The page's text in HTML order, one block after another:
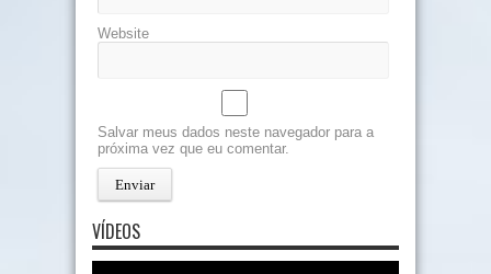
Website
Salvar meus dados neste navegador para a
próxima vez que eu comentar.
VÍDEOS